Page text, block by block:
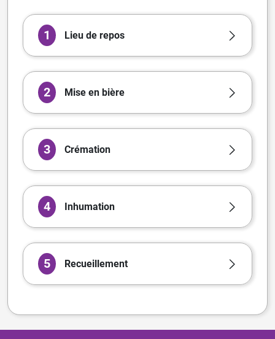
1 Lieu de repos
2 Mise en bière
3 Crémation
4 Inhumation
5 Recueillement